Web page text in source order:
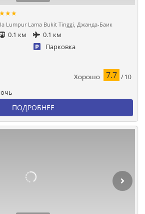
★★★
Lumpur Lama Bukit Tinggi, Джанда-Баик
0.1 км
0.1 км
Парковка
Хорошо 7.7 / 10
ПОДРОБНЕЕ